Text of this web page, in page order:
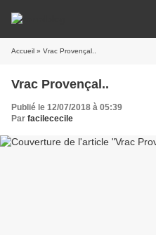
Accueil » Vrac Provençal..
Vrac Provençal..
Publié le 12/07/2018 à 05:39
Par facilececile